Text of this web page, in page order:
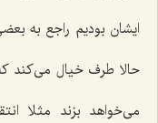
ایشان بودیم راجع به
حالا طرف خیال می‌کند
می‌خواهد بزند مثلا